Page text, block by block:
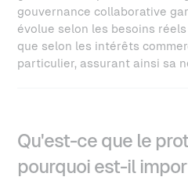
gouvernance collaborative
évolue selon les besoins
que selon les intérêts
particulier, assurant ainsi sa
Qu'est-ce que le
pourquoi est-il